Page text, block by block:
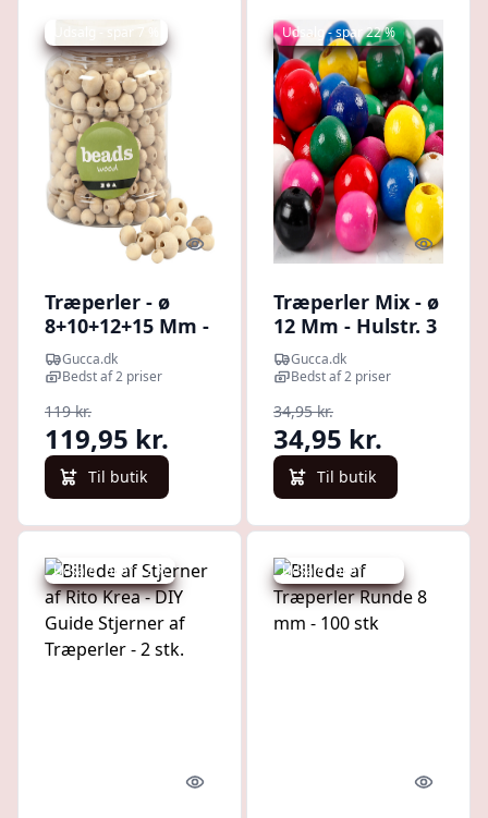
Udsalg - spar 7 %
Quick look
Træperler - ø
8+10+12+15 Mm -
Hulstr. 2-3 Mm -
400 Ml - 175 G
Gucca.dk
Bedst af 2 priser
119 kr.
119,95 kr.
Til butik
Udsalg - spar 22 %
Quick
Træperler Mix - ø
12 Mm - Hulstr. 3
Mm - Forskellige
Farver - 22 G
Gucca.dk
Bedst af 2 priser
34,95 kr.
34,95 kr.
Til butik
Udsalg - spar 12 %
Quick look
Udsalg - spar 26 %
Quick